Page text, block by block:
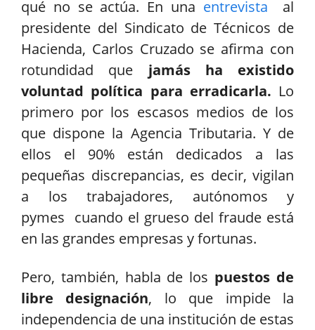
qué no se actúa. En una entrevista
al
presidente del Sindicato de Técnicos de
Hacienda, Carlos Cruzado se afirma con
rotundidad que jamás ha existido
voluntad política para erradicarla. Lo
primero por los escasos medios de los
que dispone la Agencia Tributaria. Y de
ellos el 90% están dedicados a las
pequeñas discrepancias, es decir, vigilan
a los trabajadores, autónomos y
pymes cuando el grueso del fraude está
en las grandes empresas y fortunas.
Pero, también, habla de los puestos de
libre designación, lo que impide la
independencia de una institución de estas